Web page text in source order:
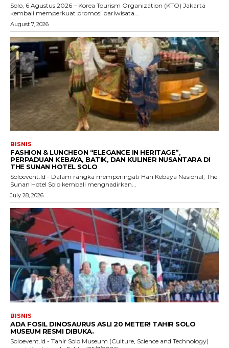
Solo, 6 Agustus 2026 – Korea Tourism Organization (KTO) Jakarta
kembali memperkuat promosi pariwisata...
August 7, 2026
BISNIS
FASHION & LUNCHEON “ELEGANCE IN HERITAGE”,
PERPADUAN KEBAYA, BATIK, DAN KULINER NUSANTARA DI
THE SUNAN HOTEL SOLO
Soloevent.Id - Dalam rangka memperingati Hari Kebaya Nasional, The
Sunan Hotel Solo kembali menghadirkan...
July 28, 2026
BISNIS
ADA FOSIL DINOSAURUS ASLI 20 METER! TAHIR SOLO
MUSEUM RESMI DIBUKA.
Soloevent.id - Tahir Solo Museum (Culture, Science and Technology)